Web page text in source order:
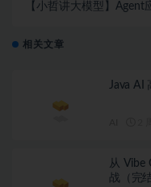
【小哲讲大模型】
相关文章
Java AI
从 Vibe
战（完结